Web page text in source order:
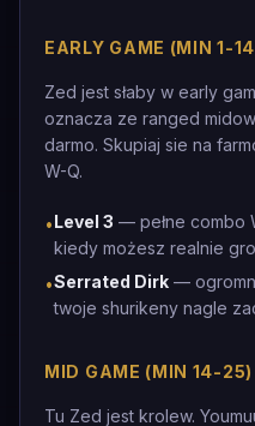
EARLY GAME (MIN 1-
Zed jest słaby w early
oznacza ze ranged
darmo. Skupiaj sie na
W-Q.
•Level 3 — pełne combo
kiedy możesz realnie
•Serrated Dirk —
twoje shurikeny nagle
MID GAME (MIN 14-
Tu Zed jest krolew.